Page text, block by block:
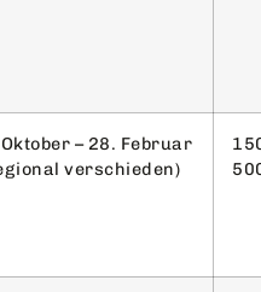
– 28. Februar
verschieden)